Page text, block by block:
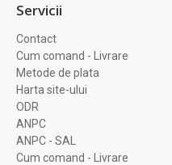
Servicii
Contact
Cum comand - Livrare
Metode de plata
Harta site-ului
ODR
ANPC
ANPC - SAL
Cum comand - Livrare